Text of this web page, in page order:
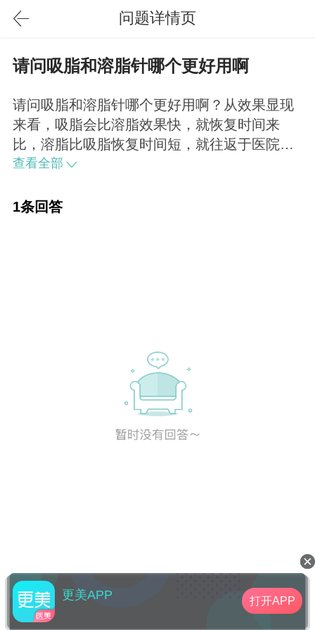
问题详情页
请问吸脂和溶脂针哪个更好用啊
请问吸脂和溶脂针哪个更好用啊？从效果显现
来看，吸脂会比溶脂效果快，就恢复时间来
比，溶脂比吸脂恢复时间短，就往返于医院的
次数来看，吸脂比溶脂要少。还有就是如果您
（类似于加压束裤那种），如果在夏季可能会
查看全部
1条回答
更美APP 打开APP